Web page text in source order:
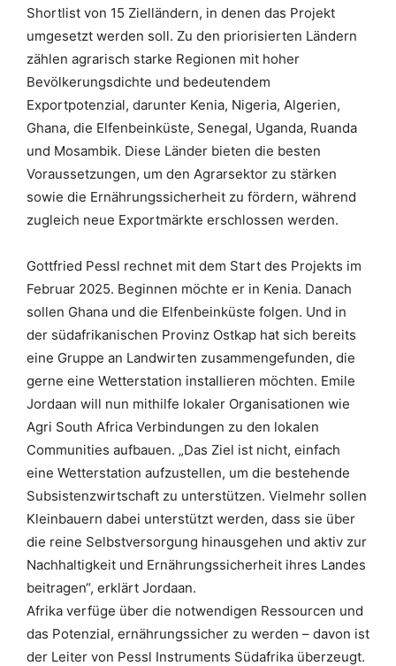
Shortlist von 15 Zielländern, in denen das Projekt
umgesetzt werden soll. Zu den priorisierten Ländern
zählen agrarisch starke Regionen mit hoher
Bevölkerungsdichte und bedeutendem
Exportpotenzial, darunter Kenia, Nigeria, Algerien,
Ghana, die Elfenbeinküste, Senegal, Uganda, Ruanda
und Mosambik. Diese Länder bieten die besten
Voraussetzungen, um den Agrarsektor zu stärken
sowie die Ernährungssicherheit zu fördern, während
zugleich neue Exportmärkte erschlossen werden.
Gottfried Pessl rechnet mit dem Start des Projekts im
Februar 2025. Beginnen möchte er in Kenia. Danach
sollen Ghana und die Elfenbeinküste folgen. Und in
der südafrikanischen Provinz Ostkap hat sich bereits
eine Gruppe an Landwirten zusammengefunden, die
gerne eine Wetterstation installieren möchten. Emile
Jordaan will nun mithilfe lokaler Organisationen wie
Agri South Africa Verbindungen zu den lokalen
Communities aufbauen. „Das Ziel ist nicht, einfach
eine Wetterstation aufzustellen, um die bestehende
Subsistenzwirtschaft zu unterstützen. Vielmehr sollen
Kleinbauern dabei unterstützt werden, dass sie über
die reine Selbstversorgung hinausgehen und aktiv zur
Nachhaltigkeit und Ernährungssicherheit ihres Landes
beitragen“, erklärt Jordaan.
Afrika verfüge über die notwendigen Ressourcen und
das Potenzial, ernährungssicher zu werden – davon ist
der Leiter von Pessl Instruments Südafrika überzeugt.